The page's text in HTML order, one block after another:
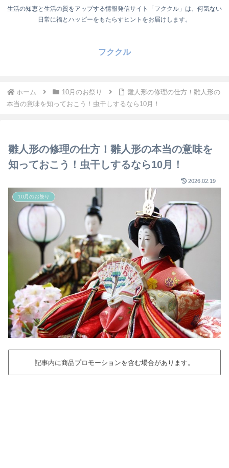
生活の知恵と生活の質をアップする情報発信サイト「フククル」は、何気ない
日常に福とハッピーをもたらすヒントをお届けします。
フククル
ホーム 10月のお祭り
雛人形の修理の仕方！雛人形の
本当の意味を知っておこう！虫干しするなら10月！
雛人形の修理の仕方！雛人形の本当の意味を
知っておこう！虫干しするなら10月！
2026.02.19
10月のお祭り
記事内に商品プロモーションを含む場合があります。